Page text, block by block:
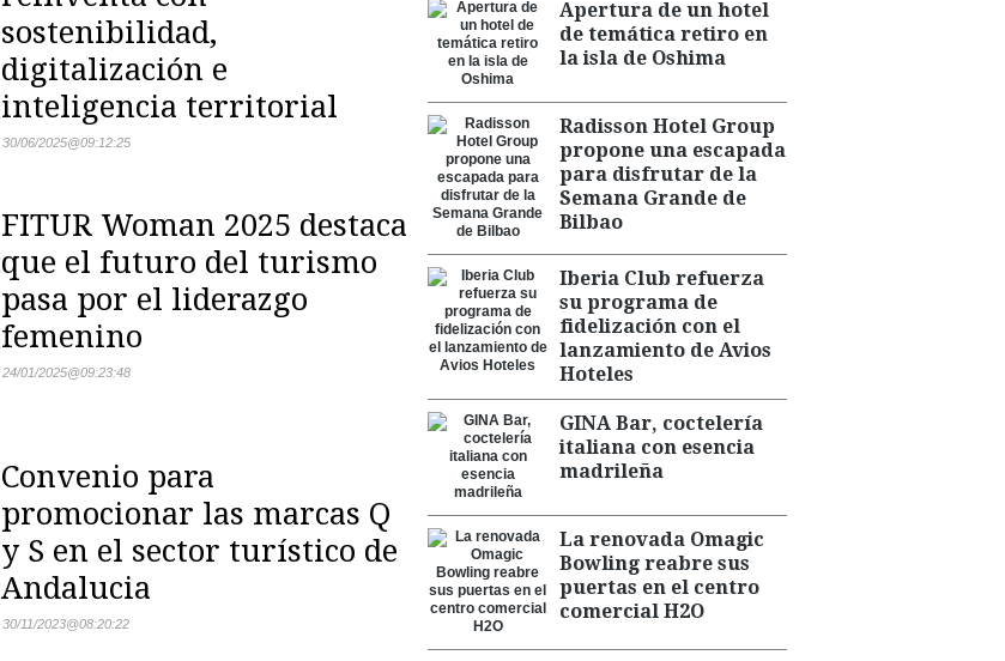
sostenibilidad,
digitalización e
inteligencia territorial
30/06/2025@09:12:25
FITUR Woman 2025 destaca
que el futuro del turismo
pasa por el liderazgo
femenino
24/01/2025@09:23:48
Convenio para
promocionar las marcas Q
y S en el sector turístico de
Andalucia
30/11/2023@08:20:22
Apertura de un hotel
de temática retiro en
la isla de Oshima
Radisson Hotel Group
propone una escapada
para disfrutar de la
Semana Grande de
Bilbao
Iberia Club refuerza
su programa de
fidelización con el
lanzamiento de Avios
Hoteles
GINA Bar, coctelería
italiana con esencia
madrileña
La renovada Omagic
Bowling reabre sus
puertas en el centro
comercial H2O